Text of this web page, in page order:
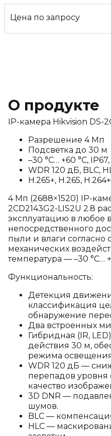
Цена по запросу
О продукте
IP-камера Hikvision DS-
Разрешение 4 Мп
Подсветка до 30 м
–30 °C… +60 °C, IP67,
WDR 120 дБ, BLC,
H.265+, H.265,
4 Мп (2688×1520) IP-
2CD2143G2-LIS2U 2.8
эксплуатацию в любое
непосредственного
пыли и влаги согласно
механических
температура — –30 °C…
Функциональность:
Детекция
классификация
обнаружение
Два встроенных
Гибридная (IR,
действия 30 м,
режима
WDR 120 дБ —
перепадов уровня
качество
3D DNR —
шумов.
BLC —
HLC —